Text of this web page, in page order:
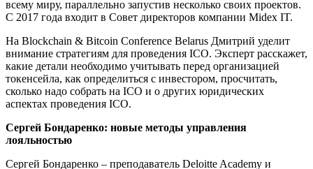
всему миру, параллельно запустив несколько своих проектов.
С 2017 года входит в Совет директоров компании Midex IT.
На Blockchain & Bitcoin Conference Belarus Дмитрий уделит
внимание стратегиям для проведения ICO. Эксперт расскажет,
какие детали необходимо учитывать перед организацией
токенсейла, как определиться с инвестором, просчитать,
сколько надо собрать на ICO и о других юридических
аспектах проведения ICO.
Сергей Бондаренко: новые методы управления
лояльностью
Сергей Бондаренко – преподаватель Deloitte Academy и